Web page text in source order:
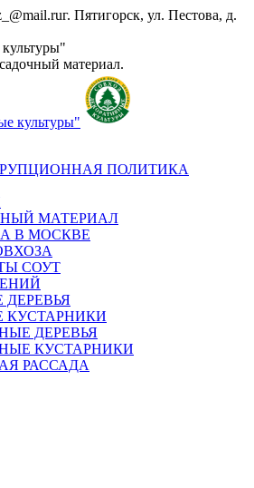
г. Пятигорск, ул. Пестова, д.
материал.
ПОЛИТИКА
МАТЕРИАЛ
В МОСКВЕ
СОУТ
КУСТАРНИКИ
ДЕРЕВЬЯ
КУСТАРНИКИ
РАССАДА